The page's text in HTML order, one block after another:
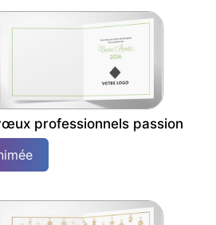
professionnels passion